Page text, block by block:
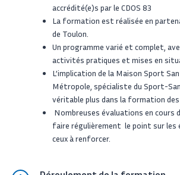
accrédité(e)s par le CDOS 83
La formation est réalisée en
de Toulon.
Un programme varié et complet,
activités pratiques et mises en
L’implication de la Maison Sport
Métropole, spécialiste du Sport-
véritable plus dans la formation des
Nombreuses évaluations en cours
faire régulièrement le point sur les
ceux à renforcer.